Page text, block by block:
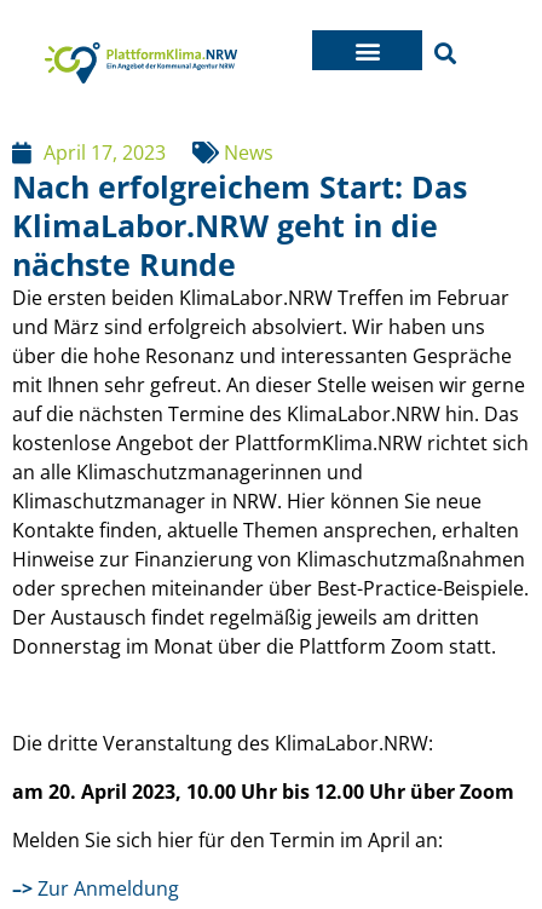
April 17, 2023 News
Nach erfolgreichem Start: Das
KlimaLabor.NRW geht in die
nächste Runde
Die ersten beiden KlimaLabor.NRW Treffen im Februar
und März sind erfolgreich absolviert. Wir haben uns
über die hohe Resonanz und interessanten Gespräche
mit Ihnen sehr gefreut. An dieser Stelle weisen wir gerne
auf die nächsten Termine des KlimaLabor.NRW hin. Das
kostenlose Angebot der PlattformKlima.NRW richtet sich
an alle Klimaschutzmanagerinnen und
Klimaschutzmanager in NRW. Hier können Sie neue
Kontakte finden, aktuelle Themen ansprechen, erhalten
Hinweise zur Finanzierung von Klimaschutzmaßnahmen
oder sprechen miteinander über Best-Practice-Beispiele.
Der Austausch findet regelmäßig jeweils am dritten
Donnerstag im Monat über die Plattform Zoom statt.
Die dritte Veranstaltung des KlimaLabor.NRW:
am 20. April 2023, 10.00 Uhr bis 12.00 Uhr über Zoom
Melden Sie sich hier für den Termin im April an:
–>Zur Anmeldung